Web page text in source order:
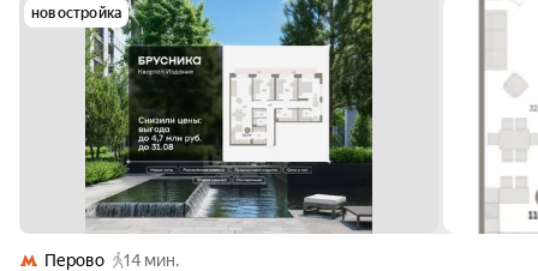
новостройка
Перово
14 мин.